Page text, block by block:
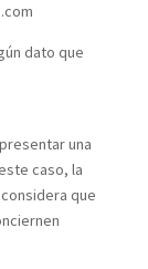
dato que
una
caso, la
que